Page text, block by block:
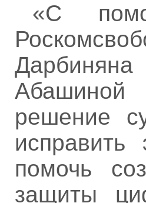
«С
решение
помочь
защиты